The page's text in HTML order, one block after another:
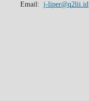
Email: j-liper@q2lii.id